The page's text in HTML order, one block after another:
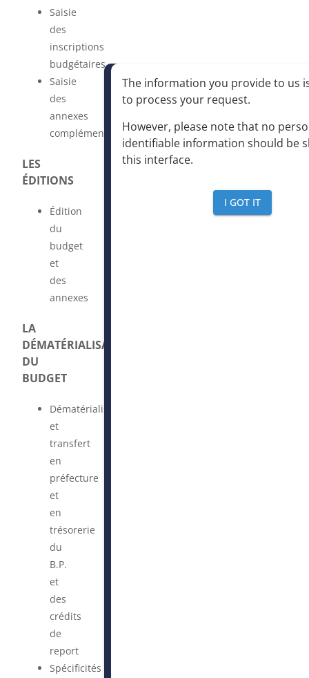
Saisie
des
inscriptions
budgétaires
Saisie
des
annexes
complémentaires
LES
ÉDITIONS
Édition
du
budget
et
des
annexes
LA
DÉMATÉRIALISATION
DU
BUDGET
Dématérialisation
et
transfert
en
préfecture
et
en
trésorerie
du
B.P.
et
des
crédits
de
report
Spécificités
The information you provide to us
to process your request.
However, please note that no
identifiable information should be
this interface.
I GOT IT